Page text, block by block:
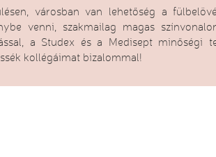
városban van lehetőség a
venni, szakmailag magas
a Studex és a Medisept minőségi
kollégáimat bizalommal!